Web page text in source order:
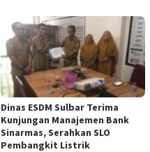
Dinas ESDM Sulbar Terima
Kunjungan Manajemen Bank
Sinarmas, Serahkan SLO
Pembangkit Listrik